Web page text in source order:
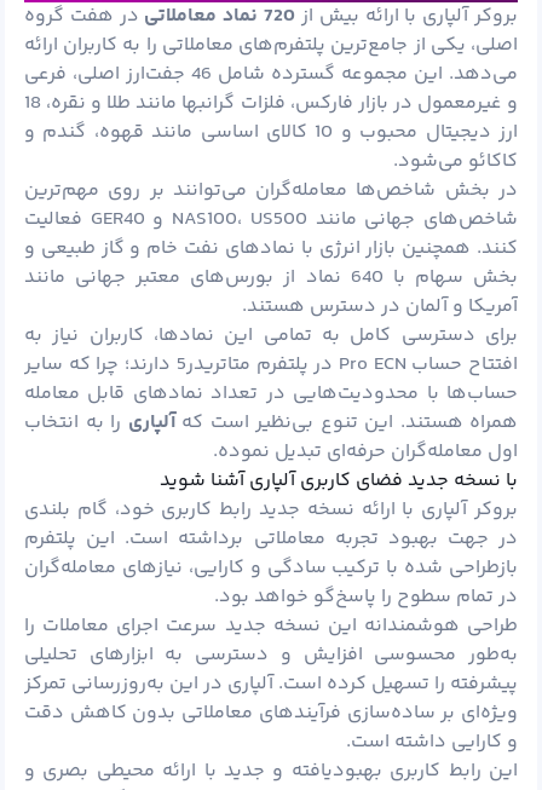
بروکر آلپاری با ارائه بیش از 720 نماد معاملاتی
در هفت گروه
اصلی، یکی از جامع‌ترین پلتفرم‌های معاملاتی را به کاربران ارائه
می‌دهد. این مجموعه گسترده شامل 46 جفت‌ارز اصلی، فرعی
و غیرمعمول در بازار فارکس، فلزات گرانبها مانند طلا
و نقره، 18
ارز دیجیتال محبوب و 10 کالای اساسی مانند قهوه، گندم و
کاکائو می‌شود.
در بخش شاخص‌ها معامله‌گران می‌توانند بر روی مهم‌ترین
شاخص‌های جهانی مانند NAS100، US500 و GER40 فعالیت
کنند. همچنین بازار انرژی با نمادهای نفت خام و گاز طبیعی و
بخش سهام با 640 نماد از بورس‌های معتبر جهانی مانند
آمریکا و آلمان در دسترس هستند.
برای دسترسی کامل به تمامی این نمادها، کاربران نیاز به
افتتاح حساب Pro ECN در پلتفرم متاتریدر5 دارند؛ چرا که سایر
حساب‌ها با محدودیت‌هایی در تعداد نمادهای قابل معامله
همراه هستند. این تنوع بی‌نظیر است کهآلپاری را به انتخاب
اول معامله‌گران حرفه‌ای تبدیل نموده.
با ﻧﺴﺨﻪ ﺟﺪﯾﺪ ﻓﻀﺎی ﮐﺎرﺑﺮی آﻟﭙﺎری آشنا شوید
بروکر آلپاری با ارائه نسخه جدید رابط کاربری خود، گام بلندی
در جهت بهبود تجربه معاملاتی برداشته است. این پلتفرم
بازطراحی شده با ترکیب سادگی و کارایی، نیازهای معامله‌گران
در تمام سطوح را پاسخ‌گو خواهد بود.
طراحی هوشمندانه این نسخه جدید سرعت اجرای معاملات را
به‌طور محسوسی افزایش و دسترسی به ابزارهای تحلیلی
پیشرفته را تسهیل کرده است. آلپاری در این به‌روزرسانی تمرکز
ویژه‌ای بر ساده‌سازی فرآیندهای معاملاتی بدون کاهش دقت
و کارایی داشته است.
این رابط کاربری بهبودیافته و جدید با ارائه محیطی بصری و